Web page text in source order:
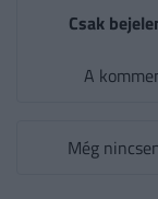
Csak
A
Még